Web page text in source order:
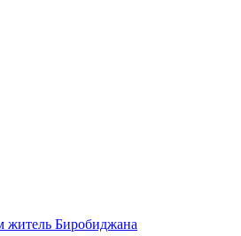
житель Биробиджана